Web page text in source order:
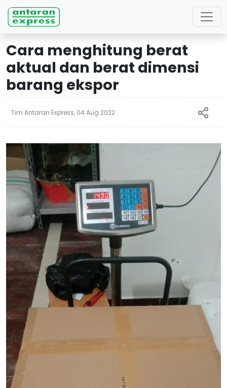
Cara menghitung berat
aktual dan berat dimensi
barang ekspor
Tim Antaran Express, 04 Aug 2022